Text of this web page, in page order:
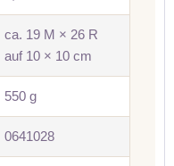
ca. 19 M × 26 R
auf 10 × 10 cm
550 g
0641028